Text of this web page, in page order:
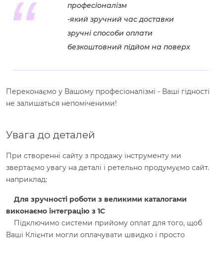
професіоналізм
-який зручний час доставки
зручні способи оплати
безкоштовний підйом на поверх
Переконаємо у Вашому професіоналізмі - Ваші гідності
не залишаться непоміченими!
Увага до деталей
При створенні сайту з продажу інструменту ми
звертаємо увагу на деталі і ретельно продумуємо сайт.
наприклад:
Для зручності роботи з великими каталогами
виконаємо інтеграцію з 1С
Підключимо системи прийому оплат для того, щоб
Ваші Клієнти могли оплачувати швидко і просто